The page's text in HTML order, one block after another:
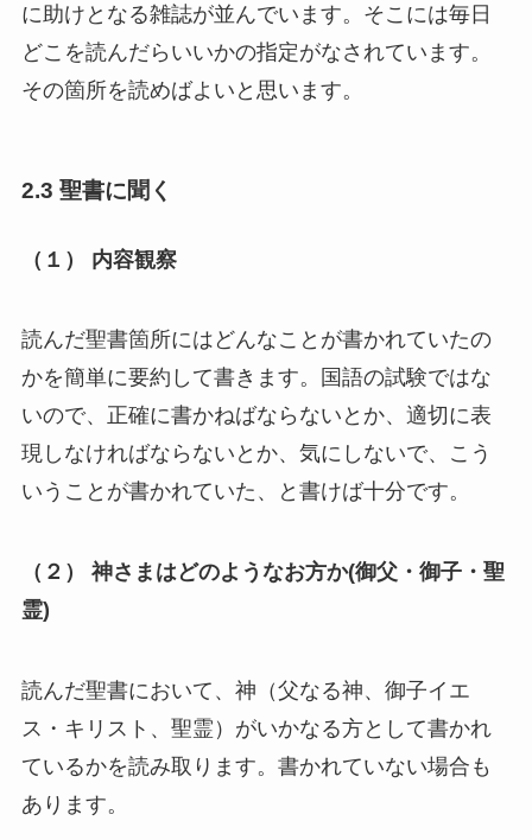
に助けとなる雑誌が並んでいます。そこには毎日
どこを読んだらいいかの指定がなされています。
その箇所を読めばよいと思います。
2.3 聖書に聞く
（１） 内容観察
読んだ聖書箇所にはどんなことが書かれていたの
かを簡単に要約して書きます。国語の試験ではな
いので、正確に書かねばならないとか、適切に表
現しなければならないとか、気にしないで、こう
いうことが書かれていた、と書けば十分です。
（２） 神さまはどのようなお方か(御父・御子・聖
霊)
読んだ聖書において、神（父なる神、御子イエ
ス・キリスト、聖霊）がいかなる方として書かれ
ているかを読み取ります。書かれていない場合も
あります。